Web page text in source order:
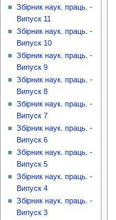
Збірник наук. праць. -
Випуск 11
Збірник наук. праць. -
Випуск 10
Збірник наук. праць. -
Випуск 9
Збірник наук. праць. -
Випуск 8
Збірник наук. праць. -
Випуск 7
Збірник наук. праць. -
Випуск 6
Збірник наук. праць. -
Випуск 5
Збірник наук. праць. -
Випуск 4
Збірник наук. праць. -
Випуск 3